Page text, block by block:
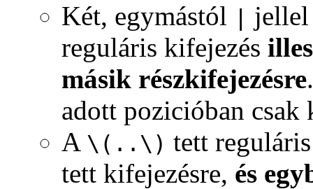
Két, egymástól
reguláris kifejezés
másik részkifejezésre
adott pozicióban
A \(..\) tett
tett kifejezésre, és